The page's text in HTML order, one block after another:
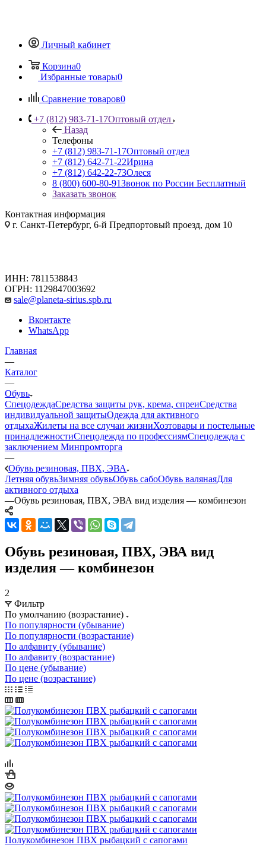
Личный кабинет
Корзина0
Избранные товары0
Сравнение товаров0
+7 (812) 983-71-17Оптовый отдел
Назад
Телефоны
+7 (812) 983-71-17Оптовый отдел
+7 (812) 642-71-22Ирина
+7 (812) 642-22-73Олеся
8 (800) 600-80-91Звонок по России Бесплатный
Заказать звонок
Контактная информация
г. Санкт-Петербург, 6-й Предпортовый проезд, дом 10
ИНН: 7811538843
ОГРН: 1129847003692
sale@planeta-sirius.spb.ru
Вконтакте
WhatsApp
Главная
—
Каталог
—
Обувь
СпецодеждаСредства защиты рук, крема, спреиСредства
индивидуальной защитыОдежда для активного
отдыхаЖилеты на все случаи жизниХозтовары и постельные
принадлежностиСпецодежда по профессиямСпецодежда с
заключением Минпромторга
—
Обувь резиновая, ПВХ, ЭВА
Летняя обувьЗимняя обувьОбувь сабоОбувь валянаяДля
активного отдыха
—Обувь резиновая, ПВХ, ЭВА вид изделия — комбинезон
Обувь резиновая, ПВХ, ЭВА вид
изделия — комбинезон
2
Фильтр
По умолчанию (возрастание)
По популярности (убывание)
По популярности (возрастание)
По алфавиту (убывание)
По алфавиту (возрастание)
По цене (убывание)
По цене (возрастание)
Полукомбинезон ПВХ рыбацкий с сапогами